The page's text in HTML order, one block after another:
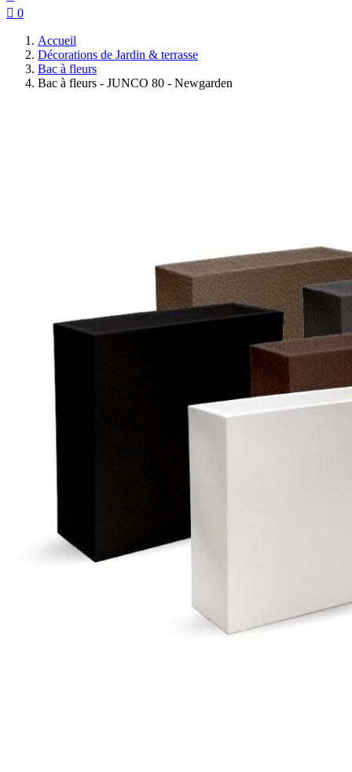
 0
Accueil
Décorations de Jardin & terrasse
Bac à fleurs
Bac à fleurs - JUNCO 80 - Newgarden